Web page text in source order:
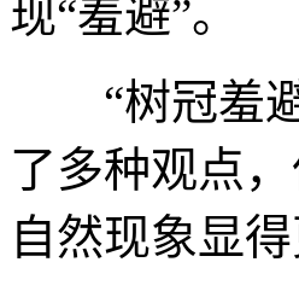
现“羞避”。
“树冠羞
了多种观点
自然现象显得